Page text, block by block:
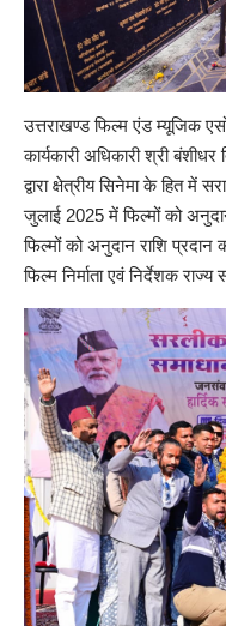
उत्तराखण्ड फिल्म एंड म्यूजिक
कार्यकारी अधिकारी श्री
द्वारा क्षेत्रीय सिनेमा के हित में
जुलाई 2025 में फिल्मों को
फिल्मों को अनुदान राशि
फिल्म निर्माता एवं निर्देशक